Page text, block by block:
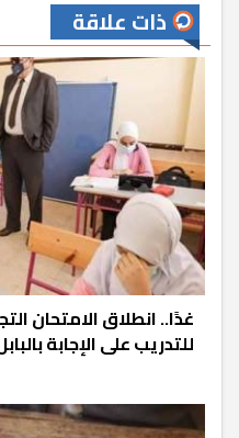
ذات علاقة
غدًا.. انطلاق الامتحان
للتدريب على الإجابة